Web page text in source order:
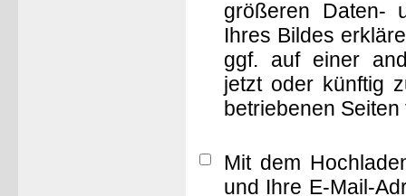
größeren Daten-
Ihres Bildes
ggf. auf einer
jetzt oder künftig
betriebenen
Mit dem
und Ihre E-Mail-